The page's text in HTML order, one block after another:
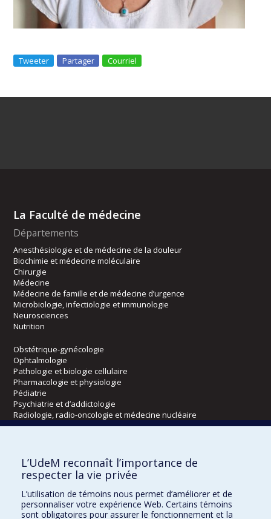
Tweeter Partager Courriel
La Faculté de médecine
Départements
Anesthésiologie et de médecine de la douleur
Biochimie et médecine moléculaire
Chirurgie
Médecine
Médecine de famille et de médecine d’urgence
Microbiologie, infectiologie et immunologie
Neurosciences
Nutrition
Obstétrique-gynécologie
Ophtalmologie
Pathologie et biologie cellulaire
Pharmacologie et physiologie
Pédiatrie
Psychiatrie et d’addictologie
Radiologie, radio-oncologie et médecine nucléaire
Écoles
Kinésiologie et des sciences de l’activité physique
Orthophonie et audiologie
Réadaptation
L’UdeM reconnaît l’importance de
respecter la vie privée
L’utilisation de témoins nous permet d’améliorer et de
personnaliser votre expérience Web. Certains témoins
sont obligatoires pour assurer le fonctionnement et la